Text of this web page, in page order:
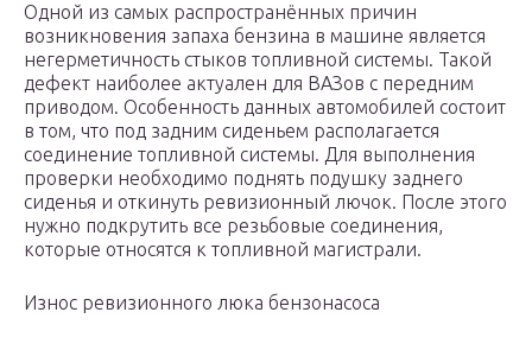
Одной из самых распространённых причин
возникновения запаха бензина в машине является
негерметичность стыков топливной системы. Такой
дефект наиболее актуален для ВАЗов с передним
приводом. Особенность данных автомобилей состоит
в том, что под задним сиденьем располагается
соединение топливной системы. Для выполнения
проверки необходимо поднять подушку заднего
сиденья и откинуть ревизионный лючок. После этого
нужно подкрутить все резьбовые соединения,
которые относятся к топливной магистрали.
Износ ревизионного люка бензонасоса